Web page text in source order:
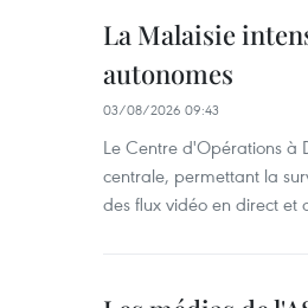
La Malaisie
autonomes
03/08/2026 09:43
Le Centre d'Opérations à
centrale, permettant la
des flux vidéo en direct et